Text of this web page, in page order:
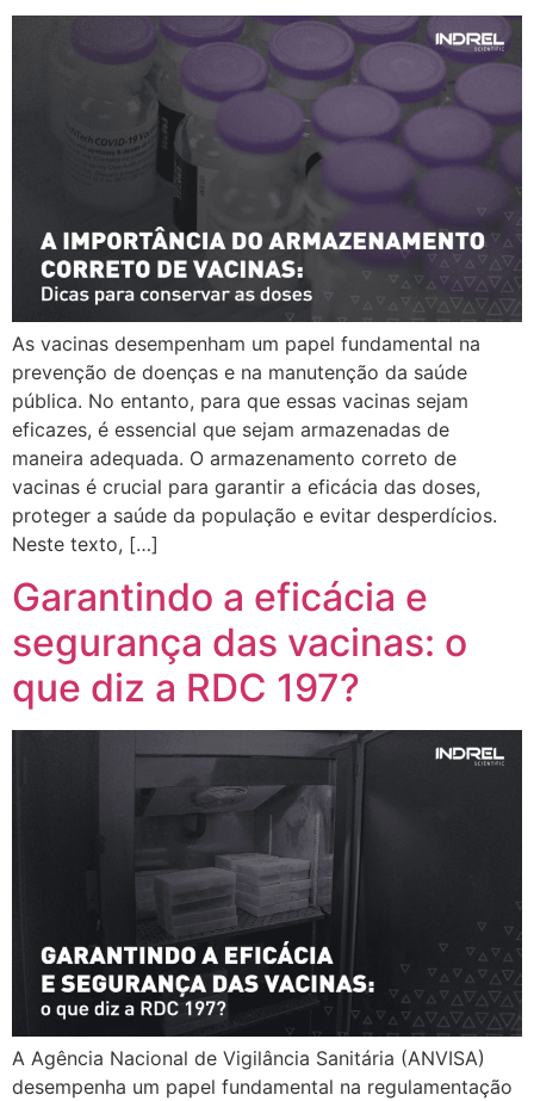
As vacinas desempenham um papel fundamental na
prevenção de doenças e na manutenção da saúde
pública. No entanto, para que essas vacinas sejam
eficazes, é essencial que sejam armazenadas de
maneira adequada. O armazenamento correto de
vacinas é crucial para garantir a eficácia das doses,
proteger a saúde da população e evitar desperdícios.
Neste texto, […]
Garantindo a eficácia e
segurança das vacinas: o
que diz a RDC 197?
A Agência Nacional de Vigilância Sanitária (ANVISA)
desempenha um papel fundamental na regulamentação